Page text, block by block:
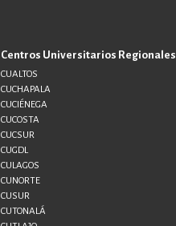
Centros Universitarios Regionales
CUALTOS
CUCHAPALA
CUCIÉNEGA
CUCOSTA
CUCSUR
CUGDL
CULAGOS
CUNORTE
CUSUR
CUTONALÁ